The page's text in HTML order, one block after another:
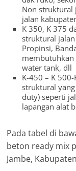
Non struktural
jalan
K 350, K 375
struktural jalan
Propinsi,
membutuhkan
water tank, dll
K-450 – K
struktural
duty) seperti
lapangan alat
Pada tabel di
beton ready mix
Jambe,